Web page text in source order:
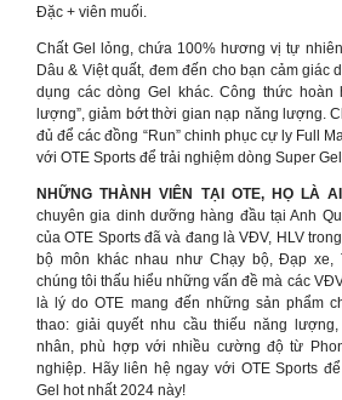
Đặc + viên muối.
Chất Gel lỏng, chứa 100% hương vị tự
Dâu & Việt quất, đem đến cho bạn cảm giác
dụng các dòng Gel khác. Công thức hoàn
lượng”, giảm bớt thời gian nạp năng lượng.
đủ để các đồng “Run” chinh phục cự ly Full
với OTE Sports để trải nghiệm dòng Super
NHỮNG THÀNH VIÊN TẠI OTE, HỌ LÀ
chuyên gia dinh dưỡng hàng đầu tại Anh
của OTE Sports đã và đang là VĐV, HLV
bộ môn khác nhau như Chạy bộ, Đạp xe,
chúng tôi thấu hiểu những vấn đề mà các
là lý do OTE mang đến những sản phẩm
thao: giải quyết nhu cầu thiếu năng
nhân, phù hợp với nhiều cường độ từ
nghiệp. Hãy liên hệ ngay với OTE Sports
Gel hot nhất 2024 này!